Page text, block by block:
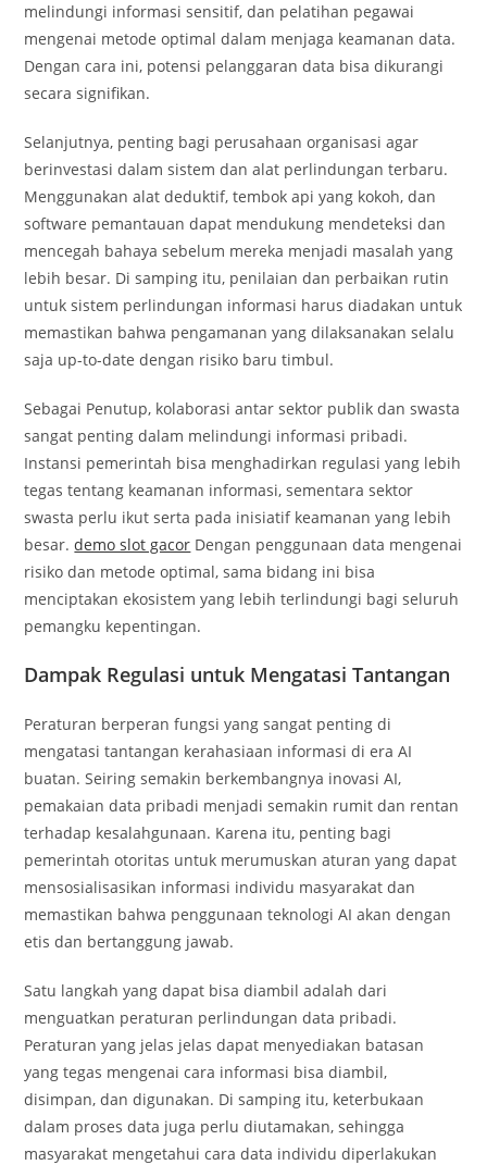
melindungi informasi sensitif, dan pelatihan pegawai
mengenai metode optimal dalam menjaga keamanan data.
Dengan cara ini, potensi pelanggaran data bisa dikurangi
secara signifikan.
Selanjutnya, penting bagi perusahaan organisasi agar
berinvestasi dalam sistem dan alat perlindungan terbaru.
Menggunakan alat deduktif, tembok api yang kokoh, dan
software pemantauan dapat mendukung mendeteksi dan
mencegah bahaya sebelum mereka menjadi masalah yang
lebih besar. Di samping itu, penilaian dan perbaikan rutin
untuk sistem perlindungan informasi harus diadakan untuk
memastikan bahwa pengamanan yang dilaksanakan selalu
saja up-to-date dengan risiko baru timbul.
Sebagai Penutup, kolaborasi antar sektor publik dan swasta
sangat penting dalam melindungi informasi pribadi.
Instansi pemerintah bisa menghadirkan regulasi yang lebih
tegas tentang keamanan informasi, sementara sektor
swasta perlu ikut serta pada inisiatif keamanan yang lebih
besar.demo slot gacor Dengan penggunaan data mengenai
risiko dan metode optimal, sama bidang ini bisa
menciptakan ekosistem yang lebih terlindungi bagi seluruh
pemangku kepentingan.
Dampak Regulasi untuk Mengatasi Tantangan
Peraturan berperan fungsi yang sangat penting di
mengatasi tantangan kerahasiaan informasi di era AI
buatan. Seiring semakin berkembangnya inovasi AI,
pemakaian data pribadi menjadi semakin rumit dan rentan
terhadap kesalahgunaan. Karena itu, penting bagi
pemerintah otoritas untuk merumuskan aturan yang dapat
mensosialisasikan informasi individu masyarakat dan
memastikan bahwa penggunaan teknologi AI akan dengan
etis dan bertanggung jawab.
Satu langkah yang dapat bisa diambil adalah dari
menguatkan peraturan perlindungan data pribadi.
Peraturan yang jelas jelas dapat menyediakan batasan
yang tegas mengenai cara informasi bisa diambil,
disimpan, dan digunakan. Di samping itu, keterbukaan
dalam proses data juga perlu diutamakan, sehingga
masyarakat mengetahui cara data individu diperlakukan